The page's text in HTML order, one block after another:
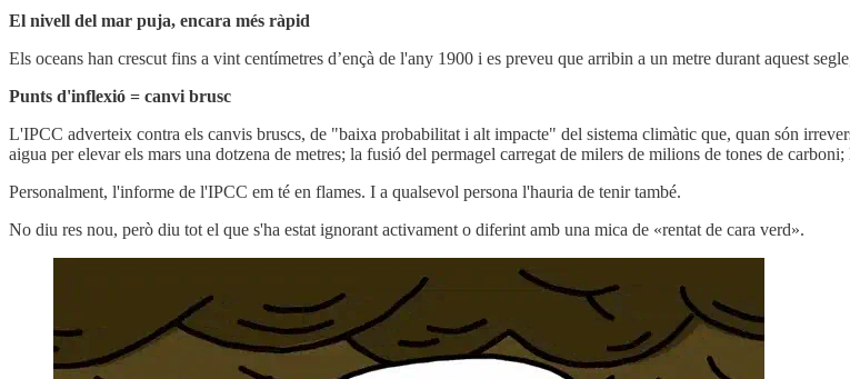
El nivell del mar puja, encara més ràpid
Els oceans han crescut fins a vint centímetres d’ençà de l'any 1900 i es preveu que arribin a un metre durant aquest
Punts d'inflexió = canvi brusc
L'IPCC adverteix contra els canvis bruscs, de "baixa probabilitat i alt impacte" del sistema climàtic que, quan són
aigua per elevar els mars una dotzena de metres; la fusió del permagel carregat de milers de milions de tones de
Personalment, l'informe de l'IPCC em té en flames. I a qualsevol persona l'hauria de tenir també.
No diu res nou, però diu tot el que s'ha estat ignorant activament o diferint amb una mica de «rentat de cara verd».